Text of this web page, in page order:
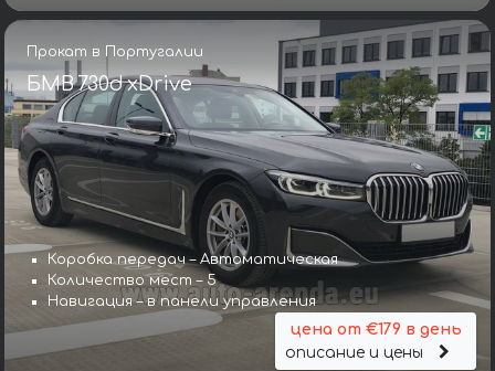
Прокат в Португалии
БМВ 730d xDrive
Коробка передач – Автоматическая
Количество мест – 5
Навигация – в панели управления
цена от €179 в день
описание и цены